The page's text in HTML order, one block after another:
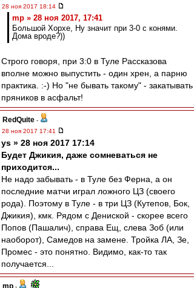
28 ноя 2017 18:14
mp » 28 ноя 2017, 17:41
Большой Хорхе, Ну значит при 3-0 с конями.
Дома вроде?))
Строго говоря, при 3:0 в Туле Рассказова
вполне можно выпустить - один хрен, а парню
практика. :-) Но "не бывать такому" - закатывать
пряников в асфальт!
RedQuite -
28 ноя 2017 17:41
ys » 28 ноя 2017 17:14
Будет Джикия, даже сомневаться не
приходится...
Не надо забывать - в Туле без Ферна, а он
последние матчи играл ложного ЦЗ (своего
рода). Поэтому в Туле - в три ЦЗ (Кутепов, Бок,
Джикия), кмк. Рядом с Дениской - скорее всего
Попов (Пашалич), справа Ещ, слева Зоб (или
наоборот), Самедов на замене. Тройка ЛА, Зе,
Промес - это понятно. Видимо, как-то так
получается...
mp -